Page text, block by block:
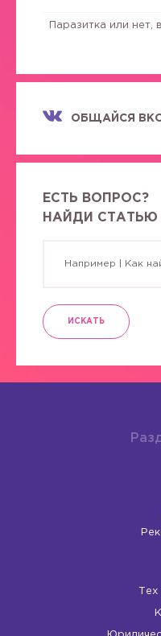
Паразитка или нет,
ОБЩАЙСЯ
ЕСТЬ ВОПРОС?
НАЙДИ СТАТЬЮ
ИСКАТЬ